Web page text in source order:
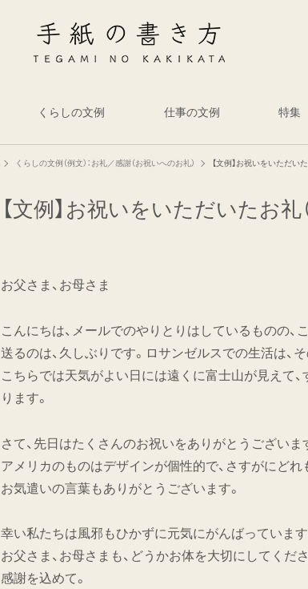
くらしの文例 仕事の文例 特集
くらしの文例（例文）：お礼／感謝（お祝いへのお礼） 【文例】お祝いをいただい
【文例】お祝いをいただいたお礼
お父さま、お母さま
こんにちは、メールでのやりとりはしているものの、
送るのは、久しぶりです。ロサンゼルスでの生活は、
こちらでは天気がよい日には遠くに富士山が見えて
ります。
さて、先日はたくさんのお祝いをありがとうございま
アメリカのものはデザインが個性的で、さすがにどれ
お気遣いの言葉もありがとうございます。
幸い私たちは風邪もひかずに元気にがんばっています
お父さま、お母さまも、どうかお体を大切にしてくださ
感謝を込めて。